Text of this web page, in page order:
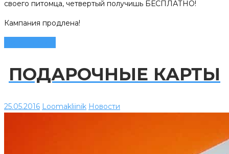
своего питомца, четвертый получишь БЕСПЛАТНО!
Кампания продлена!
ПОДАРОЧНЫЕ КАРТЫ
25.05.2016 Loomakliinik Новости